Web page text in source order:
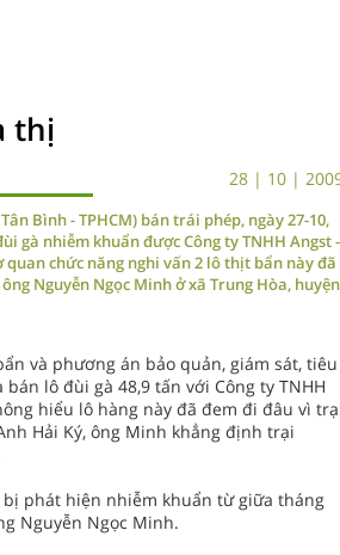
thị
28 | 10 |
Bình - TPHCM) bán trái phép, ngày 27-10,
gà nhiễm khuẩn được Công ty TNHH Angst -
quan chức năng nghi vấn 2 lô thịt bẩn này đã
Nguyễn Ngọc Minh ở xã Trung Hòa, huyện
và phương án bảo quản, giám sát, tiêu
lô đùi gà 48,9 tấn với Công ty TNHH
hiểu lô hàng này đã đem đi đâu vì
Hải Ký, ông Minh khẳng định trại
bị phát hiện nhiễm khuẩn từ giữa tháng
Nguyễn Ngọc Minh.